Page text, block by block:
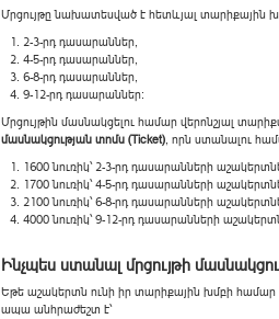
Մրցույթը նախատեսված է հետևյալ տարիքային
2-3-րդ դասարաններ,
4-5-րդ դասարաններ,
6-8-րդ դասարաններ,
9-12-րդ դասարաններ:
Մրցույթին մասնակցելու համար վերոնշյալ
մասնակցության տոմս (Ticket), որն ստանալու
1600 նուռիկ՝ 2-3-րդ դասարանների
1700 նուռիկ՝ 4-5-րդ դասարանների
2100 նուռիկ՝ 6-8-րդ դասարանների
4000 նուռիկ՝ 9-12-րդ դասարանների
Ինչպես ստանալ մրցույթի
Եթե աշակերտն ունի իր տարիքային խմբի
ապա անհրաժեշտ է՝